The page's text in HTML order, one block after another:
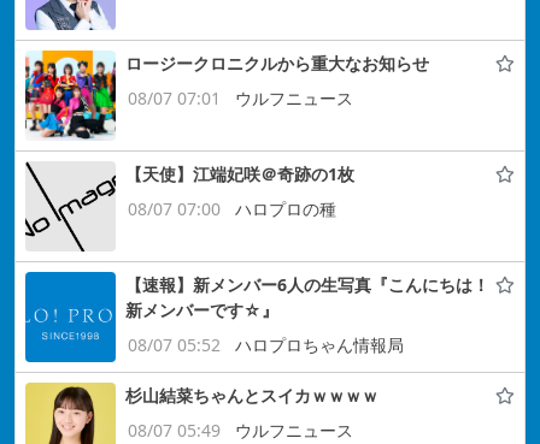
ロージークロニクルから重大なお知らせ
08/07 07:01
ウルフニュース
【天使】江端妃咲＠奇跡の1枚
08/07 07:00
ハロプロの種
【速報】新メンバー6人の生写真『こんにちは！
新メンバーです☆』
08/07 05:52
ハロプロちゃん情報局
杉山結菜ちゃんとスイカｗｗｗｗ
08/07 05:49
ウルフニュース